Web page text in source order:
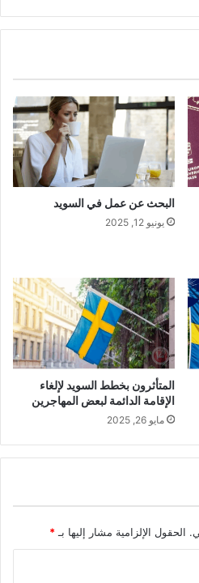
البحث عن عمل في السويد
يونيو 12, 2025
المتأثرون بخطط السويد لإلغاء
الإقامة الدائمة لبعض المهاجرين
مايو 26, 2025
الحقول الإلزامية مشار إليها بـ*